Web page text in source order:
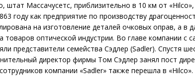
штат Массачусетс, приблизительно в 10 км от
году как предприятие по производству
на изготовление деталей очковых оправ, а в
товаров оптической индустрии. Во главе компании с
представители семейства Сэдлер (Sadler). Спустя
директор фирмы Том Сэдлер занял пост
компании «Sadler» также перешла в «Hilco».